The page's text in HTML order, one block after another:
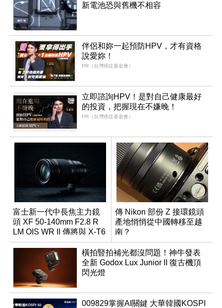
新電池恐與舊機不相容
伴侶和妳一起預防HPV，才有資格
說愛妳！
PR（台灣癌症基金會）
立即諮詢HPV！是對自己健康最好
的投資，把握現在不嫌晚！
PR（台灣癌症基金會）
富士新一代中長焦主力鏡
頭 XF 50-140mm F2.8 R
LM OIS WR II 傳將與 X-T6
同步亮相
傳 Nikon 部份 Z 接環鏡頭
產地悄悄從中國轉移至越
南？
橫拍豎拍補光都沒問題！神牛發表
全新 Godox Lux Junior II 復古機頂
閃光燈
009829掌握AI關鍵 大華韓國KOSPI